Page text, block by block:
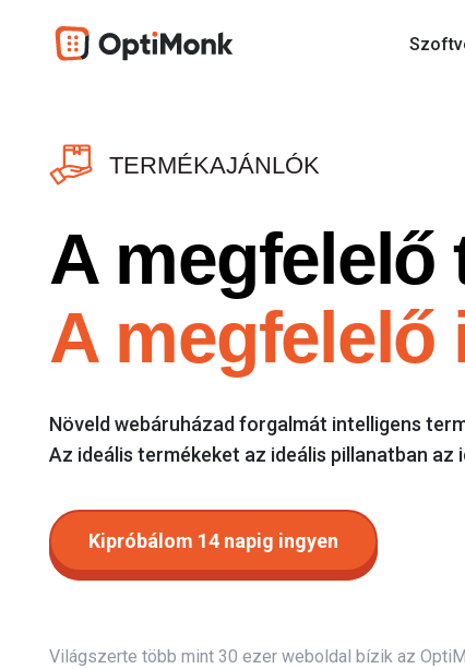
TERMÉKAJÁNLÓK
A megfelelő
A megfelelő
Növeld webáruházad forgalmát intelligens
Az ideális termékeket az ideális pillanatban az
Kipróbálom 14 napig ingyen
Világszerte több mint 30 ezer weboldal bízik az